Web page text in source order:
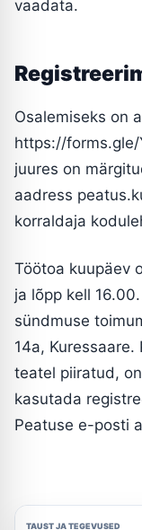
vaadata.
Osalemiseks on
https://forms.gle/
juures on
aadress
korraldaja
Töötoa kuupäev
ja lõpp kell
sündmuse
14a,
teatel piiratud,
kasutada
Peatuse e-posti
TAUST JA TEGEVUSED